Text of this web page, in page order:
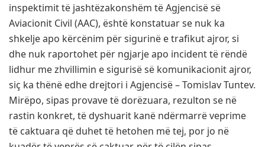
inspektimit të jashtëzakonshëm të Agjencisë së
Aviacionit Civil (AAC), është konstatuar se nuk ka
shkelje apo kërcënim për sigurinë e trafikut ajror, si
dhe nuk raportohet për ngjarje apo incident të rëndë
lidhur me zhvillimin e sigurisë së komunikacionit ajror,
siç ka thënë edhe drejtori i Agjencisë – Tomislav Tuntev.
Mirëpo, sipas provave të dorëzuara, rezulton se në
rastin konkret, të dyshuarit kanë ndërmarrë veprime
të caktuara që duhet të hetohen më tej, por jo në